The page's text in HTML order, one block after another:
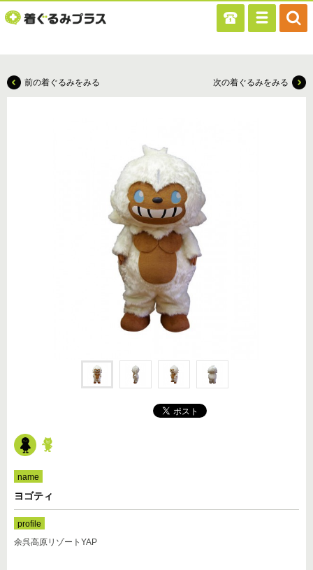
前の着ぐるみをみる 次の着ぐるみをみる
2.5頭身
name
ヨゴティ
profile
余呉高原リゾートYAP